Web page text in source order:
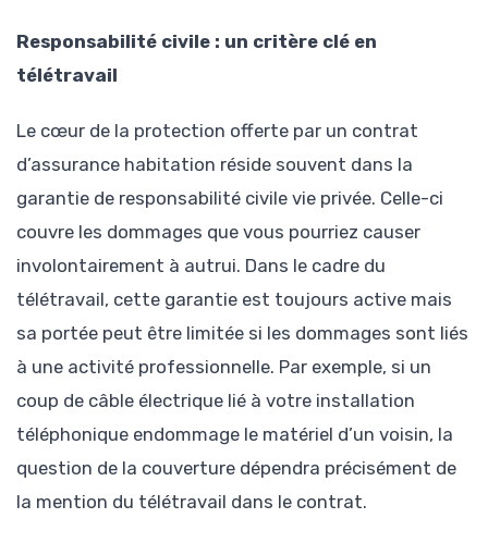
Responsabilité civile : un critère clé en
télétravail
Le cœur de la protection offerte par un contrat
d’assurance habitation réside souvent dans la
garantie de responsabilité civile vie privée. Celle-ci
couvre les dommages que vous pourriez causer
involontairement à autrui. Dans le cadre du
télétravail, cette garantie est toujours active mais
sa portée peut être limitée si les dommages sont liés
à une activité professionnelle. Par exemple, si un
coup de câble électrique lié à votre installation
téléphonique endommage le matériel d’un voisin, la
question de la couverture dépendra précisément de
la mention du télétravail dans le contrat.